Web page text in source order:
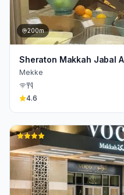
200m
Sheraton Makkah Jabal
Mekke
4.6